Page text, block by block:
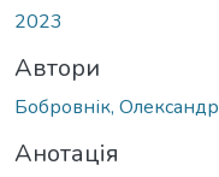
2023
Автори
Бобровнік, Олександр
Анотація